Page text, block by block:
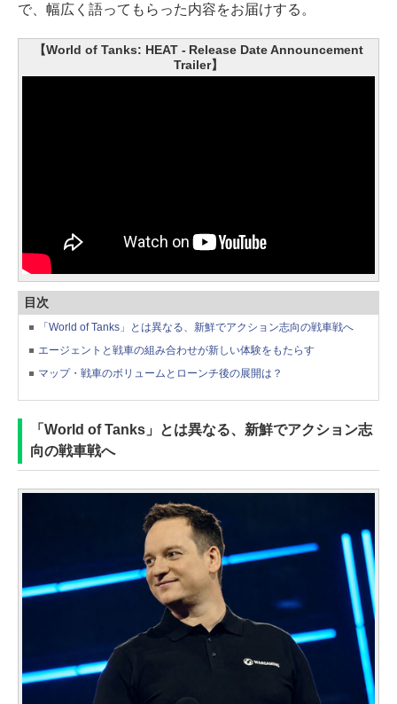
で、幅広く語ってもらった内容をお届けする。
【World of Tanks: HEAT - Release Date Announcement
Trailer】
目次
「World of Tanks」とは異なる、新鮮でアクション志向の戦車戦へ
エージェントと戦車の組み合わせが新しい体験をもたらす
マップ・戦車のボリュームとローンチ後の展開は？
「World of Tanks」とは異なる、新鮮でアクション志
向の戦車戦へ